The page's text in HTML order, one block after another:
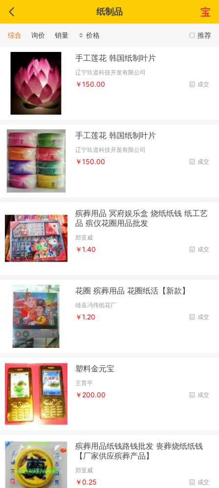
纸制品
推荐
综合 询价 销量 价格
手工莲花 韩国纸制叶片
辽宁玖道科技开发有限公司
成交
￥150.00
手工莲花 韩国纸制叶片
辽宁玖道科技开发有限公司
成交
￥150.00
殡葬用品 冥府娱乐盒 烧纸纸钱 纸工艺
品 殡仪花圈用品批发
郑亚威
成交
￥1.40
花圈 殡葬用品 花圈纸活【新款】
雄县冯伟纸花厂
成交
￥1.20
塑料金元宝
王育平
成交
￥200.00
殡葬用品纸钱路钱批发 丧葬烧纸纸钱
【厂家供应殡葬产品】
郑亚威
成交
￥0.25